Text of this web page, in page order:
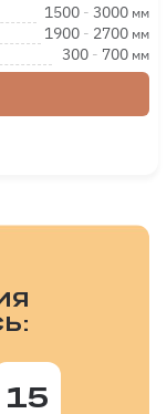
1500 - 3000 мм
1900 - 2700 мм
300 - 700 мм
13